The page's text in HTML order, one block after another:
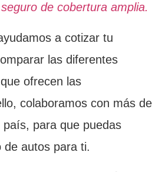
seguro de cobertura amplia.
a cotizar tu
las diferentes
ofrecen las
colaboramos con más de
para que puedas
de autos para ti.